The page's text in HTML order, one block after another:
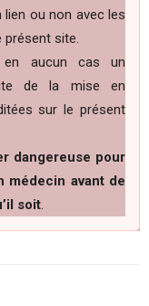
ou non avec les
site.
aucun cas un
de la mise en
sur le présent
dangereuse pour
médecin avant de
soit.